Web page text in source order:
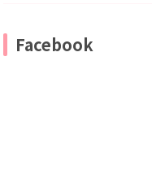
Facebook